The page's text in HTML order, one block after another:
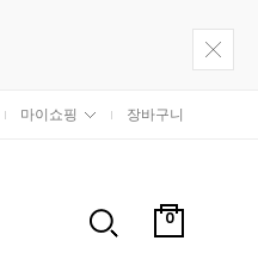
마이쇼핑 장바구니
0